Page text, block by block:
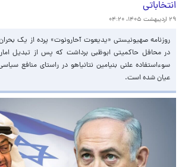
انتخاباتی
۲۹ اردیبهشت ۱۴۰۵، ۰۴:۲۰
روزنامه صهیونیستی «یدیعوت آحارونوت» پرده از یک
در محافل حاکمیتی ابوظبی برداشت که پس از تبدیل
سوءاستفاده علنی بنیامین نتانیاهو در راستای منافع
عیان شده است.